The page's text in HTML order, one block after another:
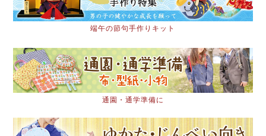
端午の節句手作りキット
通園・通学準備に